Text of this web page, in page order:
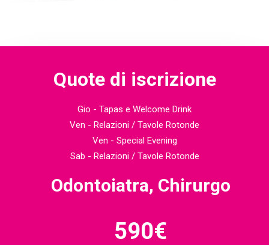
Quote di iscrizione
Gio - Tapas e Welcome Drink
Ven - Relazioni / Tavole Rotonde
Ven - Special Evening
Sab - Relazioni / Tavole Rotonde
Odontoiatra, Chirurgo
590€